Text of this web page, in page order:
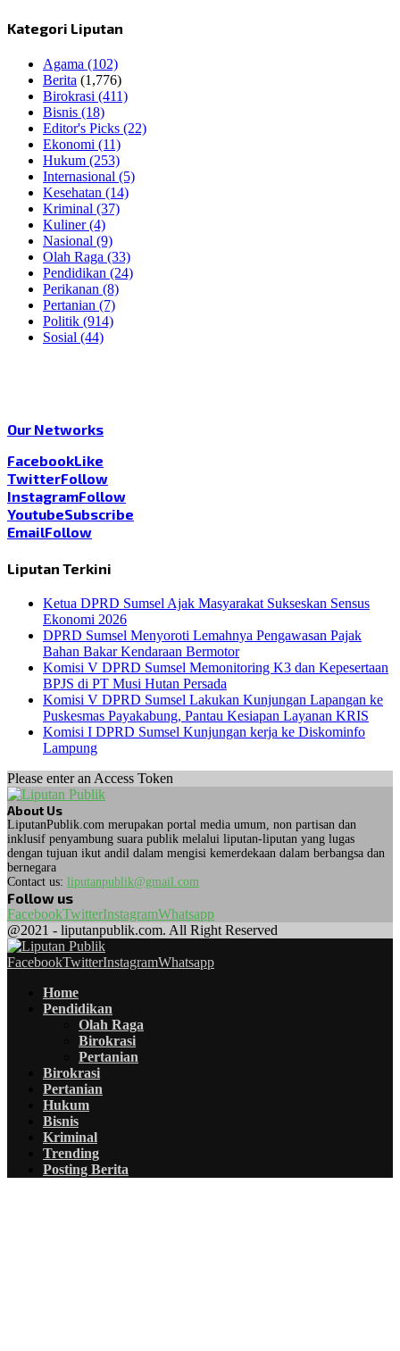
Kategori Liputan
Agama (102)
Berita (1,776)
Birokrasi (411)
Bisnis (18)
Editor's Picks (22)
Ekonomi (11)
Hukum (253)
Internasional (5)
Kesehatan (14)
Kriminal (37)
Kuliner(4)
Nasional (9)
Olah Raga (33)
Pendidikan (24)
Perikanan (8)
Pertanian (7)
Politik (914)
Sosial (44)
Our Networks
FacebookLike
TwitterFollow
InstagramFollow
YoutubeSubscribe
EmailFollow
Liputan Terkini
Ketua DPRD Sumsel Ajak Masyarakat Sukseskan Sensus
Ekonomi 2026
DPRD Sumsel Menyoroti Lemahnya Pengawasan Pajak
Bahan Bakar Kendaraan Bermotor
Komisi V DPRD Sumsel Memonitoring K3 dan Kepesertaan
BPJS di PT Musi Hutan Persada
Komisi V DPRD Sumsel Lakukan Kunjungan Lapangan ke
Puskesmas Payakabung, Pantau Kesiapan Layanan KRIS
Komisi I DPRD Sumsel Kunjungan kerja ke Diskominfo
Lampung
Please enter an Access Token
About Us
LiputanPublik.com merupakan portal media umum, non partisan dan
inklusif penyambung suara publik melalui liputan-liputan yang lugas
dengan tujuan ikut andil dalam mengisi kemerdekaan dalam berbangsa dan
bernegara
Contact us: liputanpublik@gmail.com
Follow us
FacebookTwitterInstagramWhatsapp
@2021 - liputanpublik.com. All Right Reserved
FacebookTwitterInstagramWhatsapp
Home
Pendidikan
Olah Raga
Birokrasi
Pertanian
Birokrasi
Pertanian
Hukum
Bisnis
Kriminal
Trending
Posting Berita